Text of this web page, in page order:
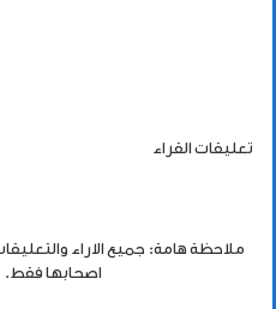
تعليقات القراء
ملاحظة هامة: جميع الاراء
اصحابها فقط.